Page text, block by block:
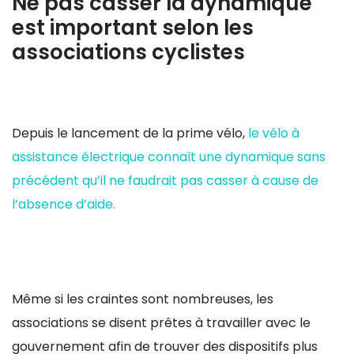
est important selon les
associations cyclistes
Depuis le lancement de la prime vélo, le vélo à
assistance électrique connaît une dynamique sans
précédent qu’il ne faudrait pas casser à cause de
l’absence d’aide.
Même si les craintes sont nombreuses, les
associations se disent prêtes à travailler avec le
gouvernement afin de trouver des dispositifs plus